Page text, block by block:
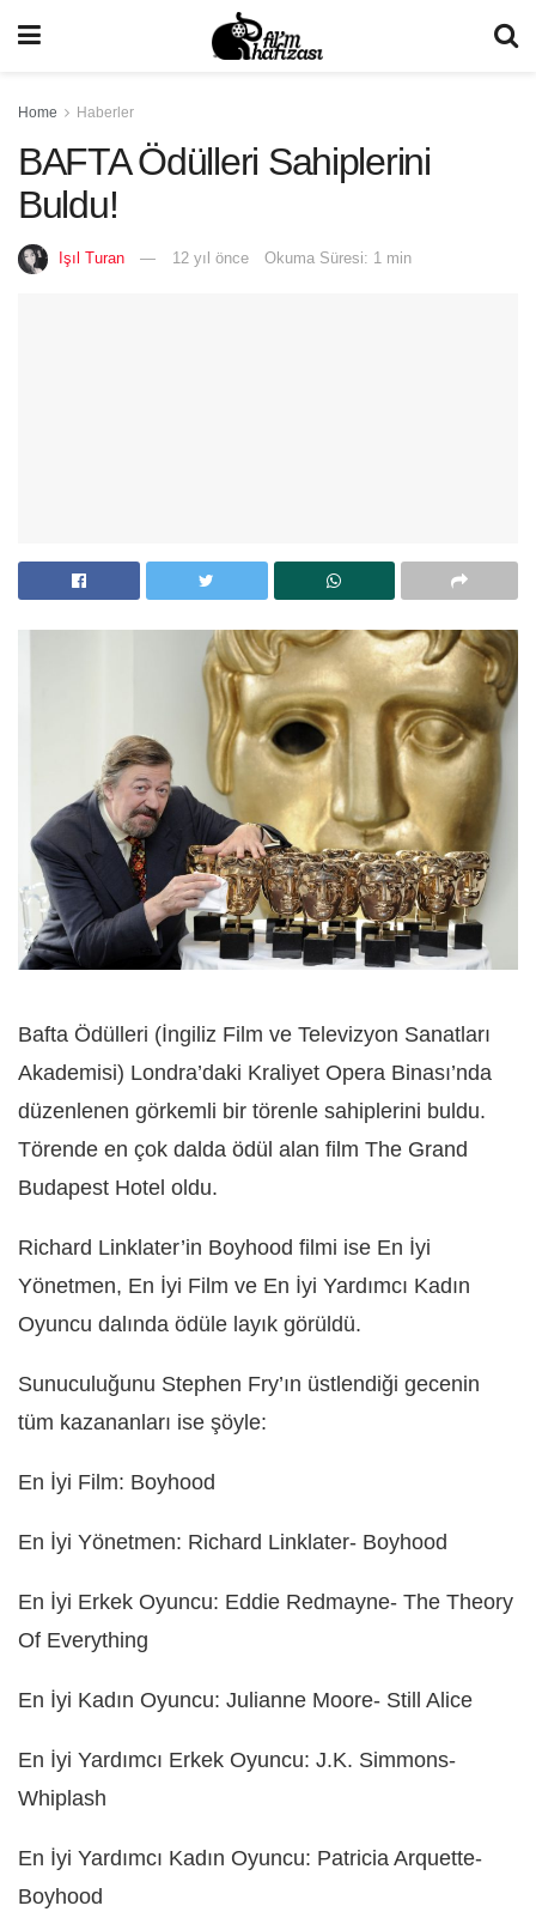
Home Haberler
BAFTA Ödülleri Sahiplerini
Buldu!
Işıl Turan 12 yıl önce Okuma Süresi: 1 min
Bafta Ödülleri (İngiliz Film ve Televizyon Sanatları
Akademisi) Londra’daki Kraliyet Opera Binası’nda
düzenlenen görkemli bir törenle sahiplerini buldu.
Törende en çok dalda ödül alan film The Grand
Budapest Hotel oldu.
Richard Linklater’in Boyhood filmi ise En İyi
Yönetmen, En İyi Film ve En İyi Yardımcı Kadın
Oyuncu dalında ödüle layık görüldü.
Sunuculuğunu Stephen Fry’ın üstlendiği gecenin
tüm kazananları ise şöyle:
En İyi Film: Boyhood
En İyi Yönetmen: Richard Linklater- Boyhood
En İyi Erkek Oyuncu: Eddie Redmayne- The Theory
Of Everything
En İyi Kadın Oyuncu: Julianne Moore- Still Alice
En İyi Yardımcı Erkek Oyuncu: J.K. Simmons-
Whiplash
En İyi Yardımcı Kadın Oyuncu: Patricia Arquette-
Boyhood